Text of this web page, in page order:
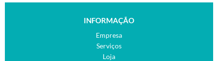
INFORMAÇÃO
Empresa
Serviços
Loja